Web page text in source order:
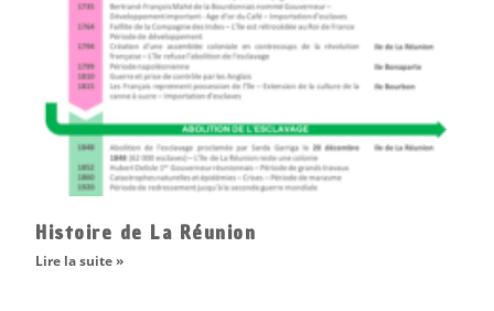
Histoire de La Réunion
Lire la suite »